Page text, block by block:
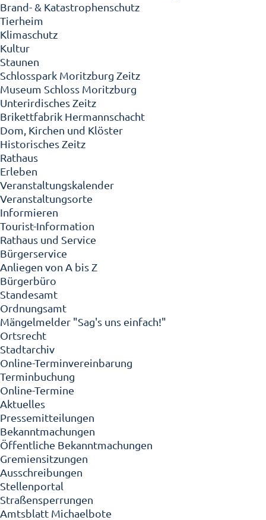
Brand- & Katastrophenschutz
Tierheim
Klimaschutz
Kultur
Staunen
Schlosspark Moritzburg Zeitz
Museum Schloss Moritzburg
Unterirdisches Zeitz
Brikettfabrik Hermannschacht
Dom, Kirchen und Klöster
Historisches Zeitz
Rathaus
Erleben
Veranstaltungskalender
Veranstaltungsorte
Informieren
Tourist-Information
Rathaus und Service
Bürgerservice
Anliegen von A bis Z
Bürgerbüro
Standesamt
Ordnungsamt
Mängelmelder "Sag's uns einfach!"
Ortsrecht
Stadtarchiv
Online-Terminvereinbarung
Terminbuchung
Online-Termine
Aktuelles
Pressemitteilungen
Bekanntmachungen
Öffentliche Bekanntmachungen
Gremiensitzungen
Ausschreibungen
Stellenportal
Straßensperrungen
Amtsblatt Michaelbote